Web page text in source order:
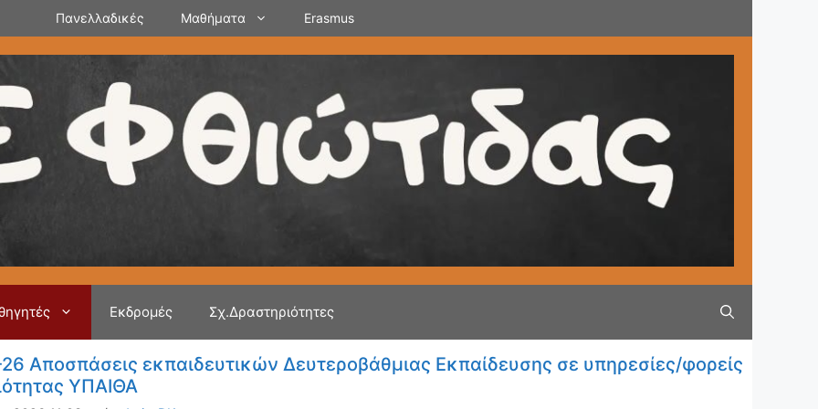
Πανελλαδικές Μαθήματα Erasmus
Εκδρομές Σχ.Δραστηριότητες
Αποσπάσεις εκπαιδευτικών Δευτεροβάθμιας Εκπαίδευσης σε υπηρεσίες/φορείς
ΥΠΑΙΘΑ